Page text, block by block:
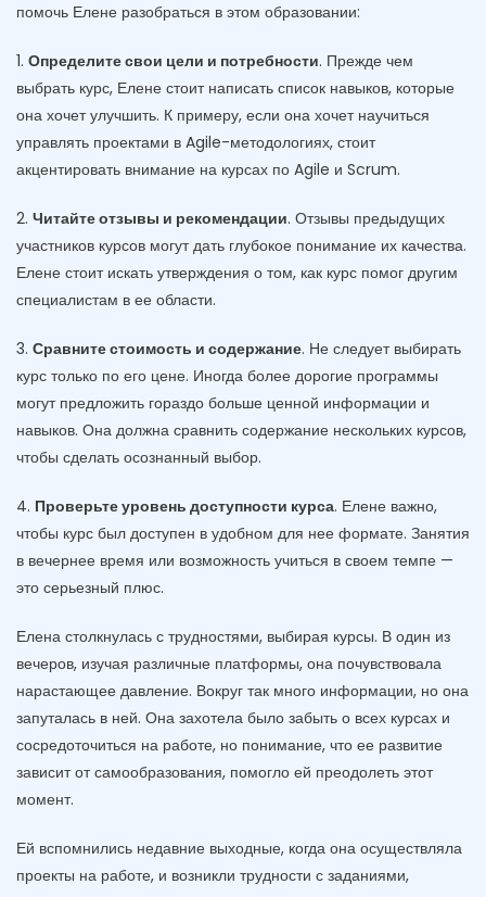
помочь Елене разобраться в этом образовании:
1. Определите свои цели и потребности. Прежде чем
выбрать курс, Елене стоит написать список навыков, которые
она хочет улучшить. К примеру, если она хочет научиться
управлять проектами в Agile-методологиях, стоит
акцентировать внимание на курсах по Agile и Scrum.
2. Читайте отзывы и рекомендации. Отзывы предыдущих
участников курсов могут дать глубокое понимание их качества.
Елене стоит искать утверждения о том, как курс помог другим
специалистам в ее области.
3. Сравните стоимость и содержание. Не следует выбирать
курс только по его цене. Иногда более дорогие программы
могут предложить гораздо больше ценной информации и
навыков. Она должна сравнить содержание нескольких курсов,
чтобы сделать осознанный выбор.
4. Проверьте уровень доступности курса. Елене важно,
чтобы курс был доступен в удобном для нее формате. Занятия
в вечернее время или возможность учиться в своем темпе —
это серьезный плюс.
Елена столкнулась с трудностями, выбирая курсы. В один из
вечеров, изучая различные платформы, она почувствовала
нарастающее давление. Вокруг так много информации, но она
запуталась в ней. Она захотела было забыть о всех курсах и
сосредоточиться на работе, но понимание, что ее развитие
зависит от самообразования, помогло ей преодолеть этот
момент.
Ей вспомнились недавние выходные, когда она осуществляла
проекты на работе, и возникли трудности с заданиями,